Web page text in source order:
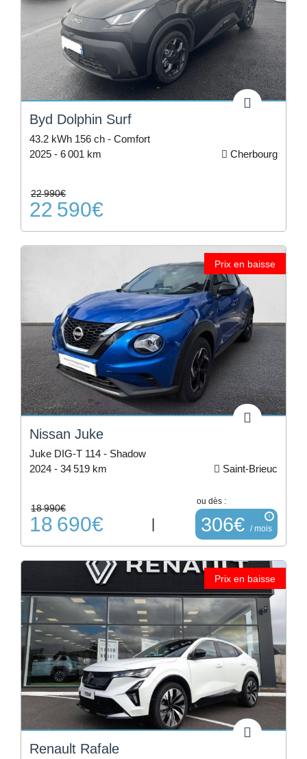
Byd Dolphin Surf
43.2 kWh 156 ch - Comfort
2025 - 6 001 km Cherbourg
22 990€
22 590€
Prix en baisse
Nissan Juke
Juke DIG-T 114 - Shadow
2024 - 34 519 km Saint-Brieuc
18 990€
18 690€
ou dès :
306€ / mois
i
Prix en baisse
Renault Rafale